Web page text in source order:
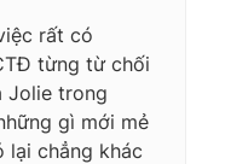
rất có
từng từ chối
Jolie trong
gì mới mẻ
lại chẳng khác